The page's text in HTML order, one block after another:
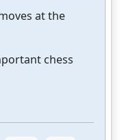
at the
chess